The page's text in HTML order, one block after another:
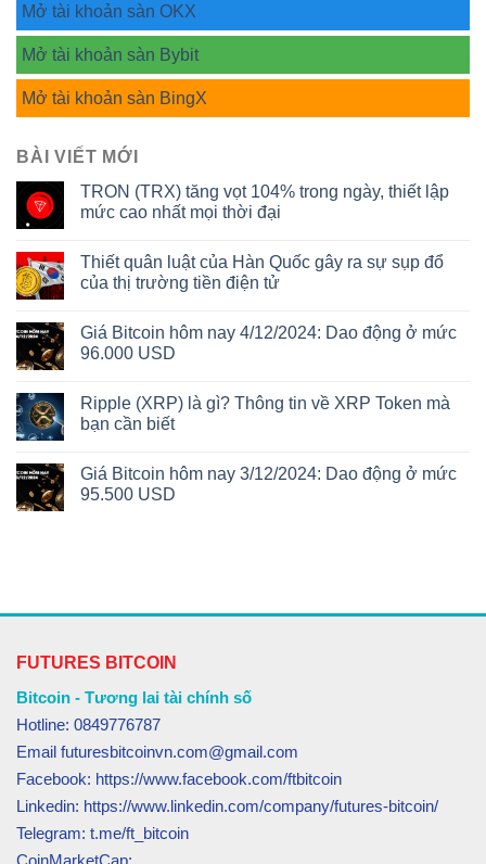
Mở tài khoản sàn OKX
Mở tài khoản sàn Bybit
Mở tài khoản sàn BingX
BÀI VIẾT MỚI
TRON (TRX) tăng vọt 104% trong ngày, thiết lập
mức cao nhất mọi thời đại
Thiết quân luật của Hàn Quốc gây ra sự sụp đổ
của thị trường tiền điện tử
Giá Bitcoin hôm nay 4/12/2024: Dao động ở mức
96.000 USD
Ripple (XRP) là gì? Thông tin về XRP Token mà
bạn cần biết
Giá Bitcoin hôm nay 3/12/2024: Dao động ở mức
95.500 USD
FUTURES BITCOIN
Bitcoin - Tương lai tài chính số
Hotline: 0849776787
Email futuresbitcoinvn.com@gmail.com
Facebook: https://www.facebook.com/ftbitcoin
Linkedin: https://www.linkedin.com/company/futures-bitcoin/
Telegram: t.me/ft_bitcoin
CoinMarketCap: